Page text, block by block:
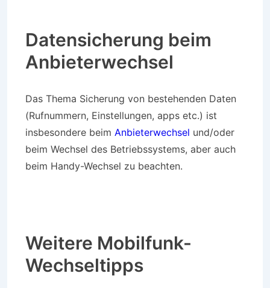
Datensicherung beim
Anbieterwechsel
Das Thema Sicherung von bestehenden Daten
(Rufnummern, Einstellungen, apps etc.) ist
insbesondere beim Anbieterwechsel und/oder
beim Wechsel des Betriebssystems, aber auch
beim Handy-Wechsel zu beachten.
Weitere Mobilfunk-
Wechseltipps